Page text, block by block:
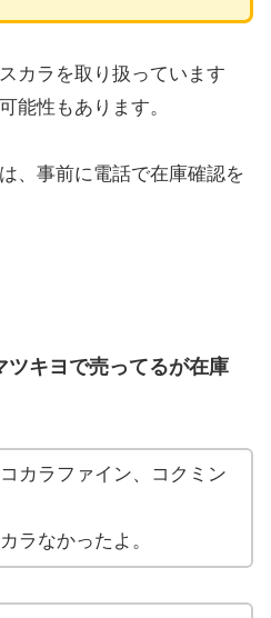
カラを取り扱っています
能性もあります。
、事前に電話で在庫確認を
ツキヨで売ってるが在庫
カラファイン、コクミン
ラなかったよ。